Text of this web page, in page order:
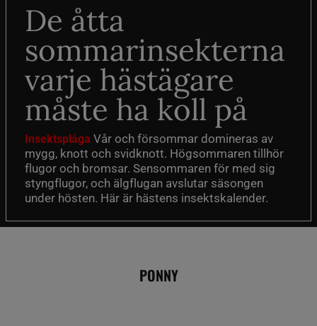
De åtta
sommarinsekterna
varje hästägare
måste ha koll på
Insektsplåga Vår och försommar domineras av
mygg, knott och svidknott. Högsommaren tillhör
flugor och bromsar. Sensommaren för med sig
styngflugor, och älgflugan avslutar säsongen
under hösten. Här är hästens insektskalender.
PONNY